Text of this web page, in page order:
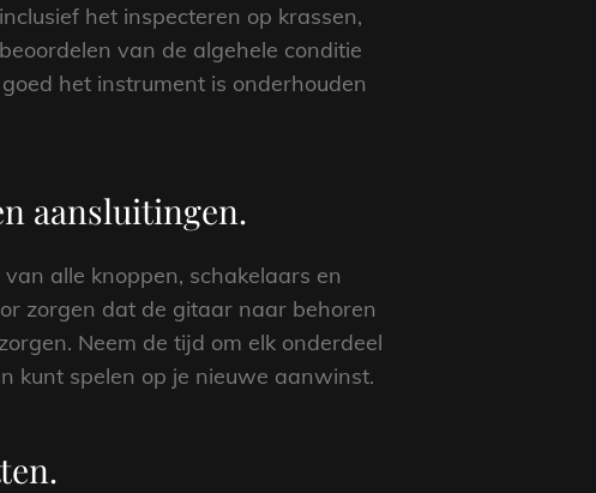
het inspecteren op krassen,
van de algehele conditie
het instrument is onderhouden
aansluitingen.
alle knoppen, schakelaars en
zorgen dat de gitaar naar behoren
Neem de tijd om elk onderdeel
kunt spelen op je nieuwe aanwinst.